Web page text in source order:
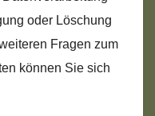
oder Löschung
Fragen zum
können Sie sich